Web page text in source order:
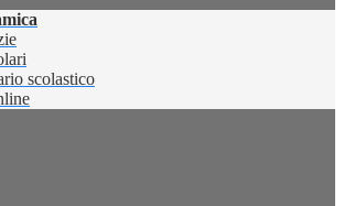
scolastico